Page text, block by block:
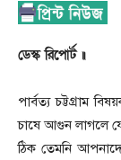
ডেস্ক রিপোর্ট ॥
পার্বত্য চট্টগ্রাম
চাষে আগুন লাগলে
ঠিক তেমনি